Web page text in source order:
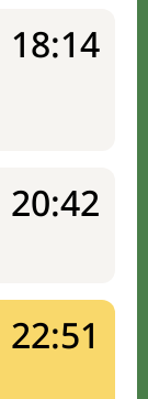
18:14
20:42
22:51